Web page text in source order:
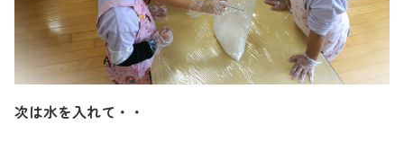
次は水を入れて・・